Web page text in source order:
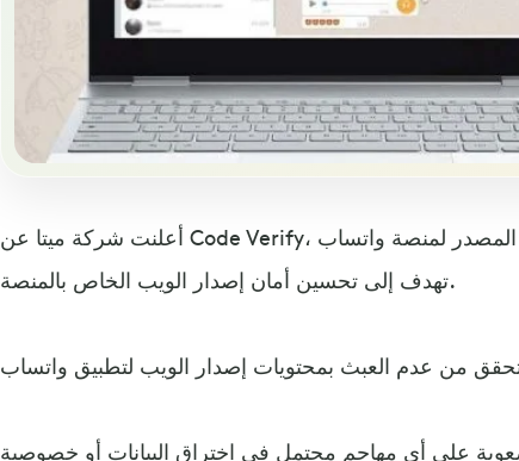
أعلنت شركة ميتا عن Code Verify، وهي إضافة متصفح جديدة مفتوحة المصدر لمنصة واتساب
تهدف إلى تحسين أمان إصدار الويب الخاص بالمنصة.
على أي مهاجم محتمل في اختراق البيانات أو خصوصية